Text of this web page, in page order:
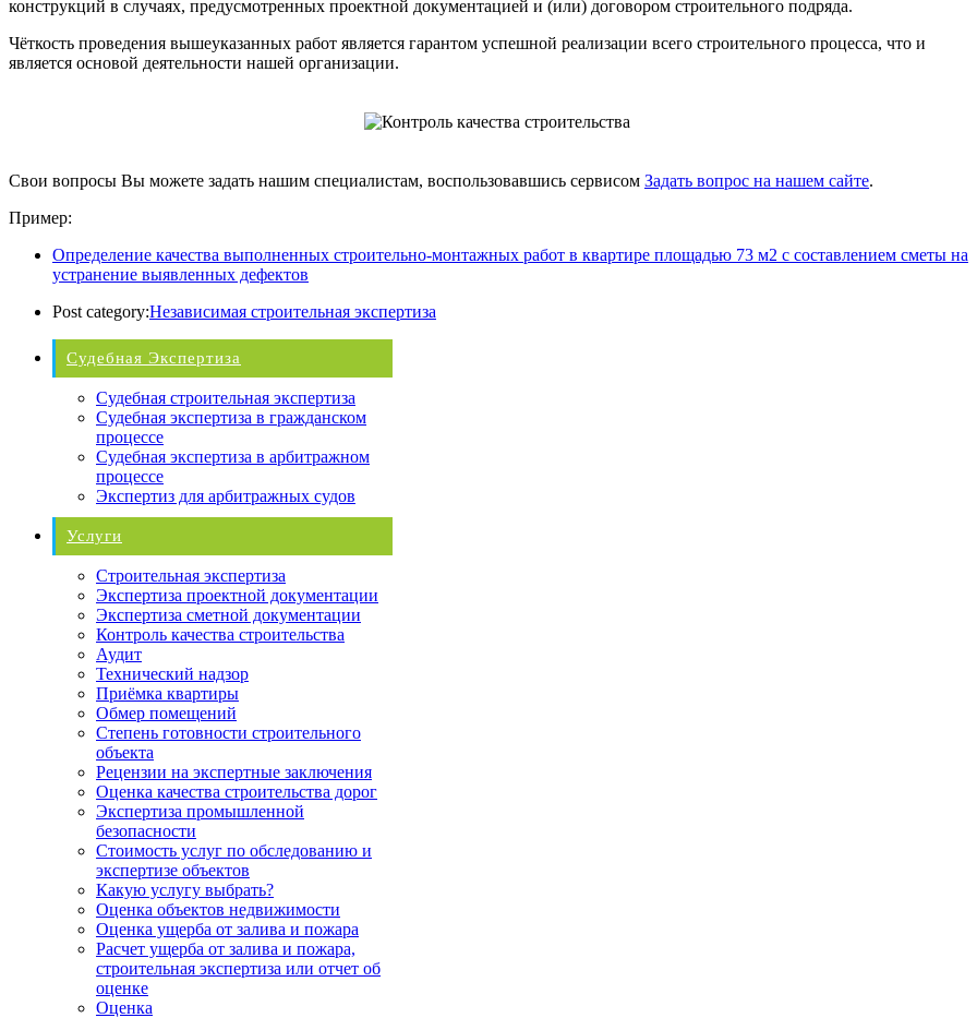
конструкций в случаях, предусмотренных проектной документацией и (или) договором строительного подряда.
Чёткость проведения вышеуказанных работ является гарантом успешной реализации всего строительного процесса, что и
является основой деятельности нашей организации.
Свои вопросы Вы можете задать нашим специалистам, воспользовавшись сервисом Задать вопрос на нашем сайте.
Пример:
Определение качества выполненных строительно-монтажных работ в квартире площадью 73 м2 с составлением сметы на
устранение выявленных дефектов
Post category:Независимая строительная экспертиза
Судебная Экспертиза
Судебная строительная экспертиза
Судебная экспертиза в гражданском
процессе
Судебная экспертиза в арбитражном
процессе
Экспертиз для арбитражных судов
Услуги
Строительная экспертиза
Экспертиза проектной документации
Экспертиза сметной документации
Контроль качества строительства
Аудит
Технический надзор
Приёмка квартиры
Обмер помещений
Степень готовности строительного
объекта
Рецензии на экспертные заключения
Оценка качества строительства дорог
Экспертиза промышленной
безопасности
Стоимость услуг по обследованию и
экспертизе объектов
Какую услугу выбрать?
Оценка объектов недвижимости
Оценка ущерба от залива и пожара
Расчет ущерба от залива и пожара,
строительная экспертиза или отчет об
оценке
Оценка